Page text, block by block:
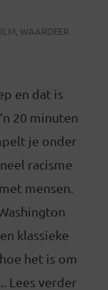
, WAARDEER
en dat is
20 minuten
je onder
racisme
mensen.
klassieke
het is om
Lees verder